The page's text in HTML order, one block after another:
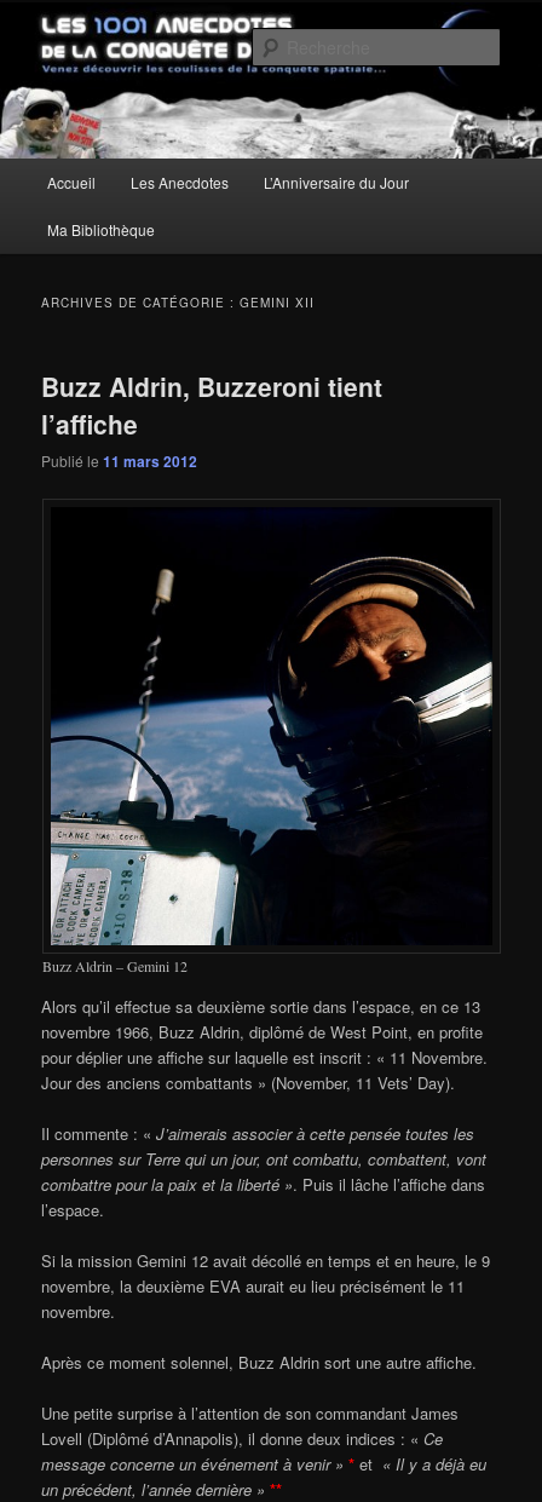
contenu
principal
contenu
secondaireLes anecdotes de la Conquête de
l'Espace
Un site pour découvrir les coulisses de la conquête spatiale
principal
Accueil Les Anecdotes L’Anniversaire du Jour
Ma Bibliothèque
ARCHIVES DE CATÉGORIE :GEMINI XII
Buzz Aldrin, Buzzeroni tient
l’affiche
Publié le11 mars 2012
Buzz Aldrin – Gemini 12
Alors qu’il effectue sa deuxième sortie dans l’espace, en ce 13
novembre 1966, Buzz Aldrin, diplômé de West Point, en profite
pour déplier une affiche sur laquelle est inscrit : « 11 Novembre.
Jour des anciens combattants » (November, 11 Vets’ Day).
Il commente : «J’aimerais associer à cette pensée toutes les
personnes sur Terre qui un jour, ont combattu, combattent, vont
combattre pour la paix et la liberté ». Puis il lâche l’affiche dans
l’espace.
Si la mission Gemini 12 avait décollé en temps et en heure, le 9
novembre, la deuxième EVA aurait eu lieu précisément le 11
novembre.
Après ce moment solennel, Buzz Aldrin sort une autre affiche.
Une petite surprise à l’attention de son commandant James
Lovell (Diplômé d’Annapolis), il donne deux indices : «Ce
message concerne un événement à venir » * et « Il y a déjà eu
un précédent, l’année dernière » **